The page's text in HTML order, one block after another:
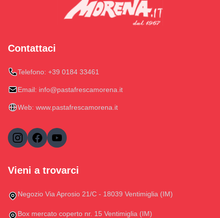
Contattaci
Telefono: +39 0184 33461
Email: info@pastafrescamorena.it
Web: www.pastafrescamorena.it
Vieni a trovarci
Negozio Via Aprosio 21/C - 18039 Ventimiglia (IM)
Box mercato coperto nr. 15 Ventimiglia (IM)